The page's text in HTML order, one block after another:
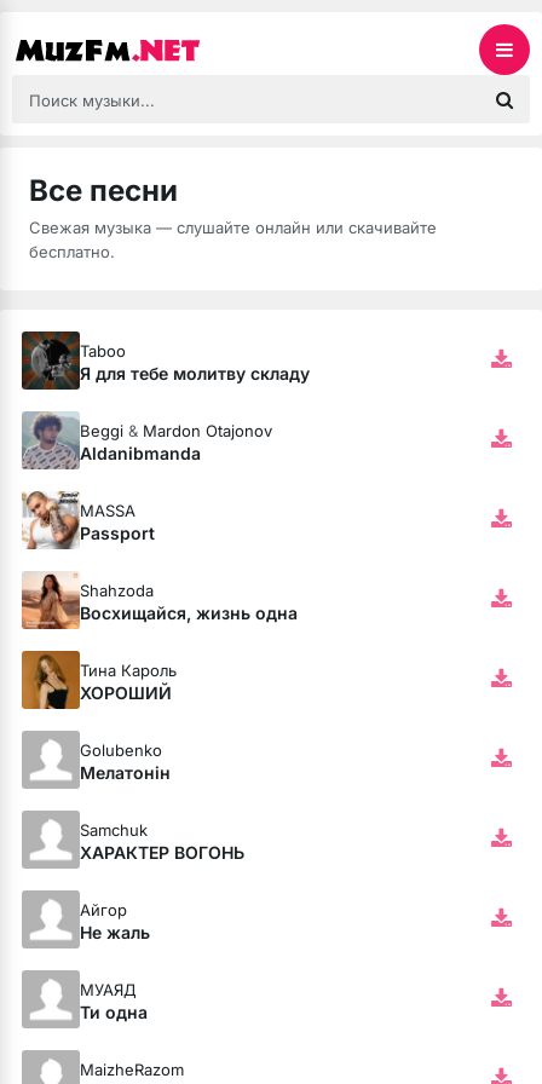
Все песни
Свежая музыка — слушайте онлайн или скачивайте
бесплатно.
Taboo
Я для тебе молитву складу
Beggi & Mardon Otajonov
Aldanibmanda
MASSA
Passport
Shahzoda
Восхищайся, жизнь одна
Тина Кароль
ХОРОШИЙ
Golubenko
Мелатонін
Samchuk
ХАРАКТЕР ВОГОНЬ
Айгор
Не жаль
МУАЯД
Ти одна
MaizheRazom